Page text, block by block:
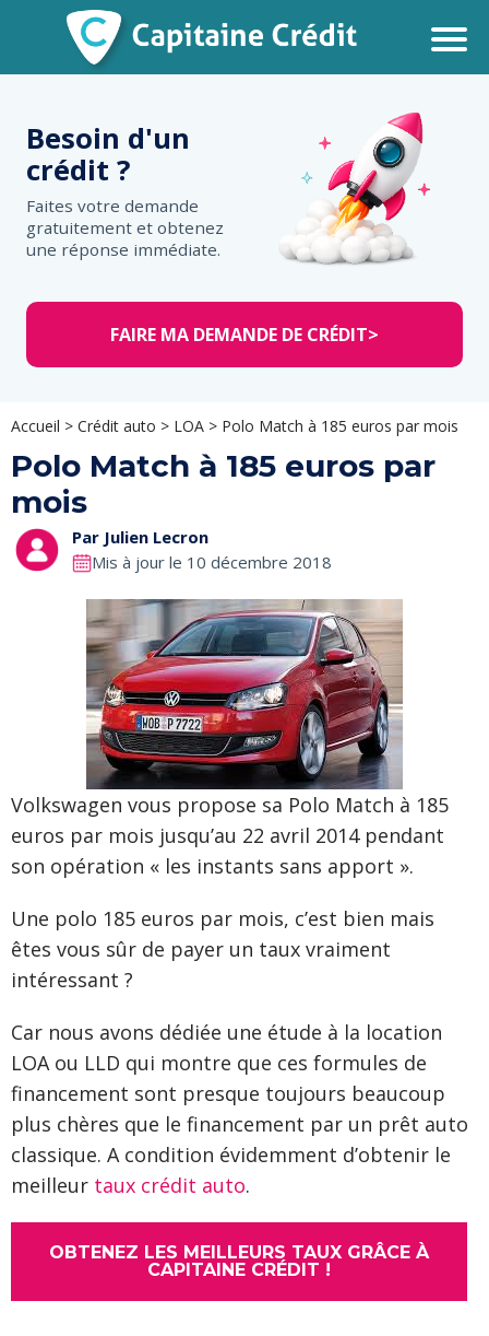
Besoin d'un
crédit ?
Faites votre demande
gratuitement et obtenez
une réponse immédiate.
FAIRE MA DEMANDE DE CRÉDIT>
Accueil > Crédit auto > LOA > Polo Match à 185 euros par mois
Polo Match à 185 euros par
mois
Par Julien Lecron
Mis à jour le 10 décembre 2018
Volkswagen vous propose sa Polo Match à 185
euros par mois jusqu’au 22 avril 2014 pendant
son opération « les instants sans apport ».
Une polo 185 euros par mois, c’est bien mais
êtes vous sûr de payer un taux vraiment
intéressant ?
Car nous avons dédiée une étude à la location
LOA ou LLD qui montre que ces formules de
financement sont presque toujours beaucoup
plus chères que le financement par un prêt auto
classique. A condition évidemment d’obtenir le
meilleur taux crédit auto.
OBTENEZ LES MEILLEURS TAUX GRÂCE À
CAPITAINE CRÉDIT !